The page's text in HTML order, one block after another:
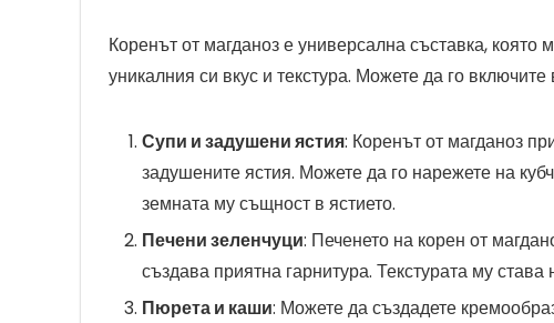
Коренът от магданоз е универсална съставка,
уникалния си вкус и текстура. Можете да го
Супи и задушени ястия: Коренът от магданоз
задушените ястия. Можете да го нарежете на
земната му същност в ястието.
Печени зеленчуци: Печенето на корен от
създава приятна гарнитура. Текстурата му
Пюрета и каши: Можете да създадете